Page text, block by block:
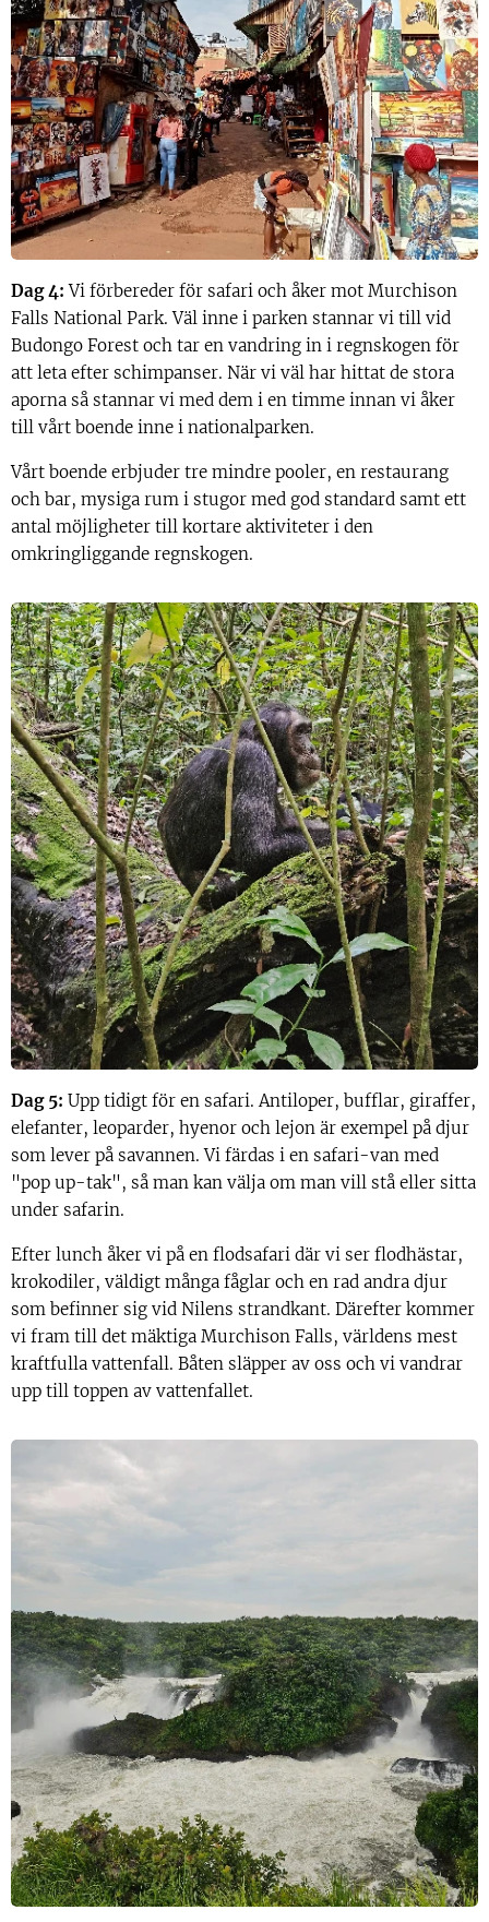
Dag 4:Vi förbereder för safari och åker mot Murchison
Falls National Park. Väl inne i parken stannar vi till vid
Budongo Forest och tar en vandring in i regnskogen för
att leta efter schimpanser. När vi väl har hittat de stora
aporna så stannar vi med dem i en timme innan vi åker
till vårt boende inne i nationalparken.
Vårt boende erbjuder tre mindre pooler, en restaurang
och bar, mysiga rum i stugor med god standard samt ett
antal möjligheter till kortare aktiviteter i den
omkringliggande regnskogen.
Dag 5: Upp tidigt för en safari. Antiloper, bufflar, giraffer,
elefanter, leoparder, hyenor och lejon är exempel på djur
som lever på savannen. Vi färdas i en safari-van med
"pop up-tak", så man kan välja om man vill stå eller sitta
under safarin.
Efter lunch åker vi på en flodsafari där vi ser flodhästar,
krokodiler, väldigt många fåglar och en rad andra djur
som befinner sig vid Nilens strandkant. Därefter kommer
vi fram till det mäktiga Murchison Falls, världens mest
kraftfulla vattenfall. Båten släpper av oss och vi vandrar
upp till toppen av vattenfallet.